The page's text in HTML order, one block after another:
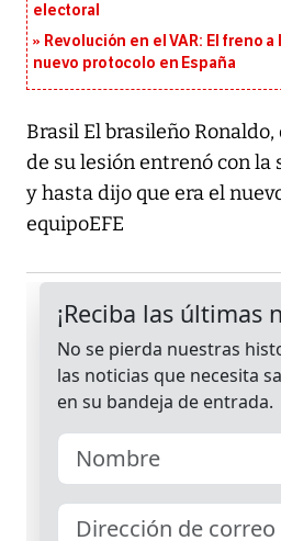
electoral
Revolución en el VAR: El freno
nuevo protocolo en España
Brasil El brasileño
de su lesión entrenó con la
y hasta dijo que era el
equipoEFE